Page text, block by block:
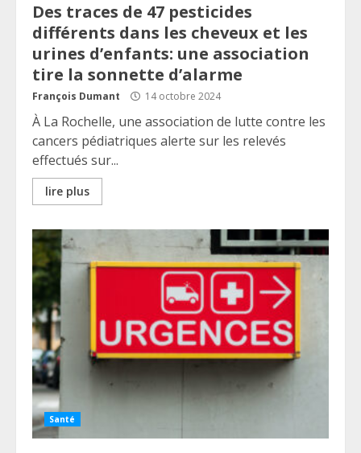
Des traces de 47 pesticides
différents dans les cheveux et les
urines d’enfants: une association
tire la sonnette d’alarme
François Dumant 14 octobre 2024
À La Rochelle, une association de lutte contre les
cancers pédiatriques alerte sur les relevés
effectués sur...
lire plus
Santé